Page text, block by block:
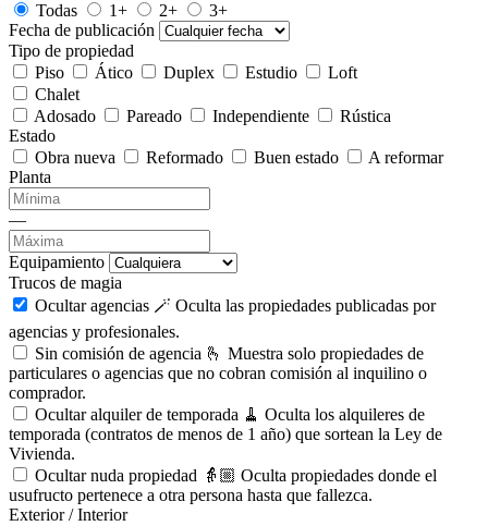
Todas
1+ 2+
3+
Fecha de publicación
Tipo de propiedad
Piso
Ático Duplex Estudio
Loft
Chalet
Adosado
Pareado Independiente
Rústica
Estado
Obra nueva
Reformado Buen estado
A reformar
Planta
—
Equipamiento
Trucos de magia
Ocultar agencias 🪄 Oculta las propiedades publicadas por
agencias y profesionales.
Sin comisión de agencia 🫰 Muestra solo propiedades de
particulares o agencias que no cobran comisión al inquilino o
comprador.
Ocultar alquiler de temporada 🧹 Oculta los alquileres de
temporada (contratos de menos de 1 año) que sortean la Ley de
Vivienda.
Ocultar nuda propiedad 👵🏼 Oculta propiedades donde el
usufructo pertenece a otra persona hasta que fallezca.
Exterior / Interior